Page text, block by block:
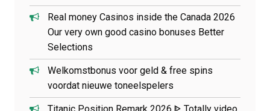
Real money Casinos inside the Canada 2026
Our very own good casino bonuses Better
Selections
Welkomstbonus voor geld & free spins
voordat nieuwe toneelspelers